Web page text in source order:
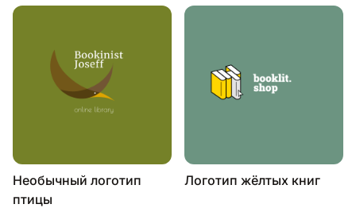
Необычный логотип
птицы
Логотип жёлтых книг